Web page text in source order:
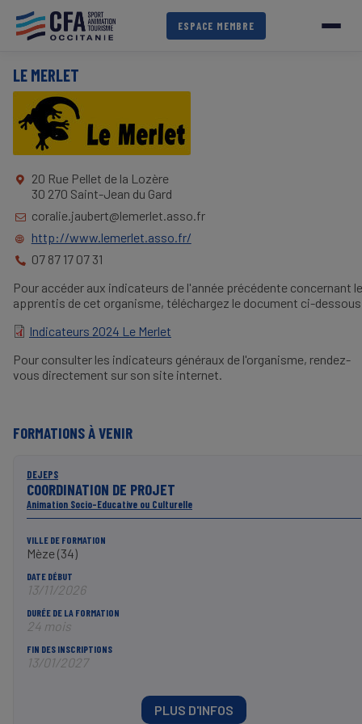
contenu
ESPACE MEMBRE
LE MERLET
20 Rue Pellet de la Lozère
30 270 Saint-Jean du Gard
coralie.jaubert@lemerlet.asso.fr
http://www.lemerlet.asso.fr/
07 87 17 07 31
Pour accéder aux indicateurs de l'année précédente concernant
apprentis de cet organisme, téléchargez le document ci-
DOCUMENT
Indicateurs 2024 Le Merlet
Pour consulter les indicateurs généraux de l'organisme, rendez-
vous directement sur son site internet.
FORMATIONS À VENIR
DEJEPS
COORDINATION DE PROJET
Animation Socio-Educative ou Culturelle
VILLE DE FORMATION
Mèze (34)
DATE DÉBUT
13/11/2026
DURÉE DE LA FORMATION
24 mois
FIN DES INSCRIPTIONS
13/01/2027
PLUS D'INFOS